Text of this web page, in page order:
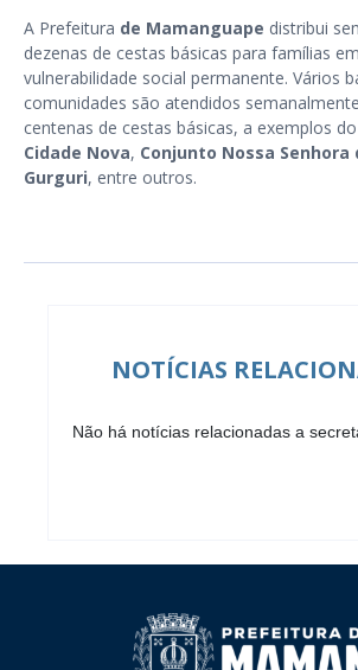
A Prefeitura de Mamanguape distribui
dezenas de cestas básicas para famílias
vulnerabilidade social permanente. Vários
comunidades são atendidos
centenas de cestas básicas, a exemplos do
Cidade Nova, Conjunto Nossa Senhora
Gurguri, entre outros.
NOTÍCIAS
Não há notícias relacionadas a